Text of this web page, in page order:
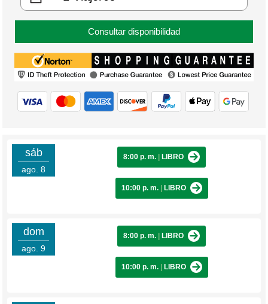
Consultar disponibilidad
sáb
ago. 8
8:00 p. m. LIBRO
10:00 p. m. LIBRO
dom
ago. 9
8:00 p. m. LIBRO
10:00 p. m. LIBRO